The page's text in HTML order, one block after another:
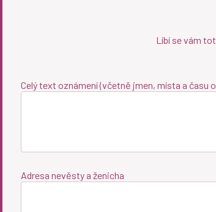
Líbí se vám
Celý text oznámení (včetně jmen, místa a času
Adresa nevěsty a ženicha